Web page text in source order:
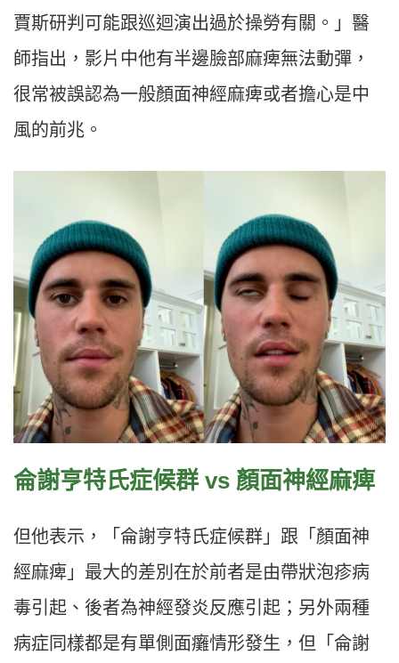
賈斯研判可能跟巡迴演出過於操勞有關。」醫
師指出，影片中他有半邊臉部麻痺無法動彈，
很常被誤認為一般顏面神經麻痺或者擔心是中
風的前兆。
侖謝亨特氏症候群 vs 顏面神經麻痺
但他表示，「侖謝亨特氏症候群」跟「顏面神
經麻痺」最大的差別在於前者是由帶狀泡疹病
毒引起、後者為神經發炎反應引起；另外兩種
病症同樣都是有單側面癱情形發生，但「侖謝